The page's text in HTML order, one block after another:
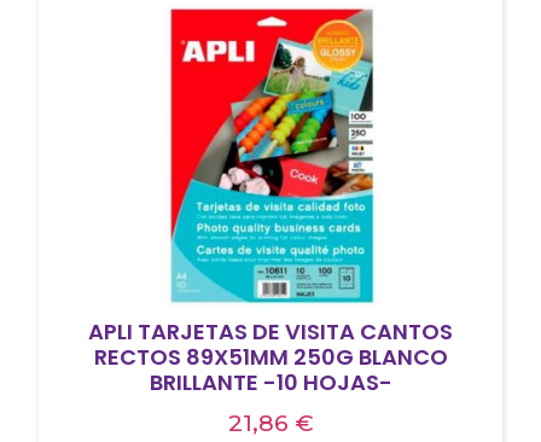
APLI TARJETAS DE VISITA CANTOS
RECTOS 89X51MM 250G BLANCO
BRILLANTE -10 HOJAS-
21,86 €